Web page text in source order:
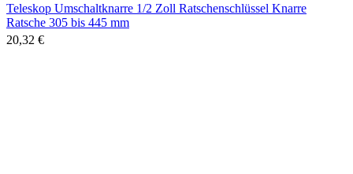
Teleskop Umschaltknarre 1/2 Zoll Ratschenschlüssel Knarre
Ratsche 305 bis 445 mm
20,32 €